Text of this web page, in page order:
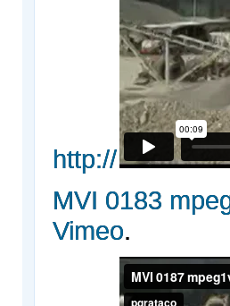
http://
MVI 0183
Vimeo.